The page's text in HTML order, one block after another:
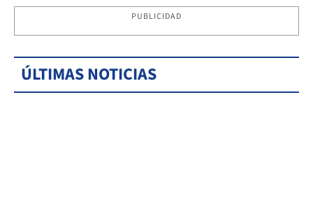
PUBLICIDAD
ÚLTIMAS NOTICIAS